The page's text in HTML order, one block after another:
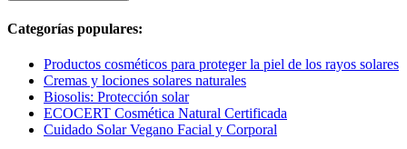
Categorías populares:
Productos cosméticos para proteger la piel de los rayos solares
Cremas y lociones solares naturales
Biosolis: Protección solar
ECOCERT Cosmética Natural Certificada
Cuidado Solar Vegano Facial y Corporal